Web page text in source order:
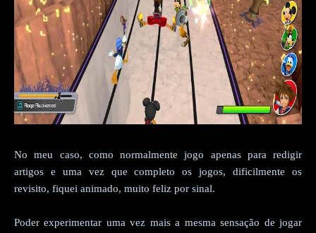
No meu caso, como normalmente jogo apenas para redigir
artigos e uma vez que completo os jogos, dificilmente os
revisito, fiquei animado, muito feliz por sinal.
Poder experimentar uma vez mais a mesma sensação de jogar